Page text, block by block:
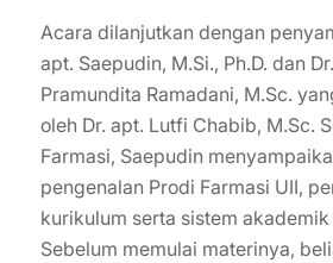
Acara dilanjutkan dengan
apt. Saepudin, M.Si., Ph.D. dan
Pramundita Ramadani, M.Sc.
oleh Dr. apt. Lutfi Chabib, M.Sc.
Farmasi, Saepudin
pengenalan Prodi Farmasi UII,
kurikulum serta sistem
Sebelum memulai materinya,